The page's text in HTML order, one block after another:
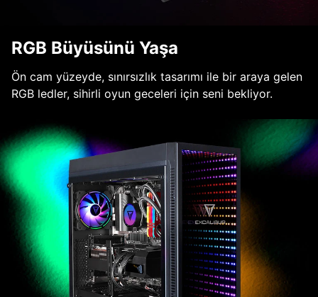
RGB Büyüsünü Yaşa
Ön cam yüzeyde, sınırsızlık tasarımı ile bir araya gelen
RGB ledler, sihirli oyun geceleri için seni bekliyor.